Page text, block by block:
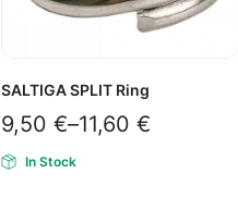
SALTIGA SPLIT Ring
9,50 €–11,60 €
In Stock